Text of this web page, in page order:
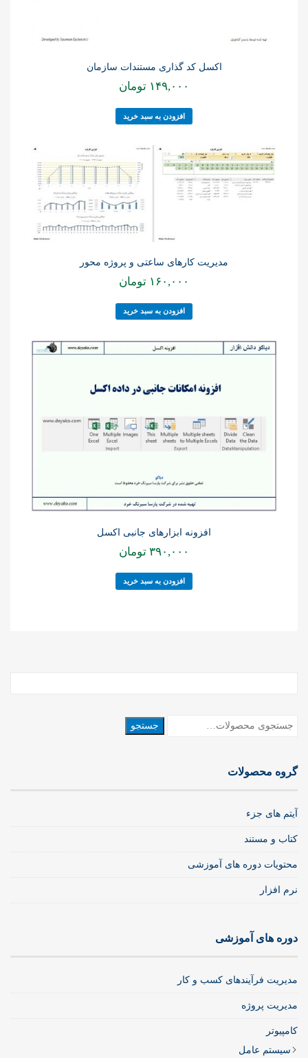
اکسل کد گذاری مستندات سازمان
۱۴۹,۰۰۰ تومان
افزودن به سبد خرید
مدیریت کارهای ساعتی و پروژه محور
۱۶۰,۰۰۰ تومان
افزودن به سبد خرید
افزونه ابزارهای جانبی اکسل
۳۹۰,۰۰۰ تومان
افزودن به سبد خرید
جستجو
گروه محصولات
آیتم های جزء
کتاب و مستند
محتویات دوره های آموزشی
نرم افزار
دوره های آموزشی
مدیریت فرآیندهای کسب و کار
مدیریت پروژه
کامپیوتر
سیستم عامل